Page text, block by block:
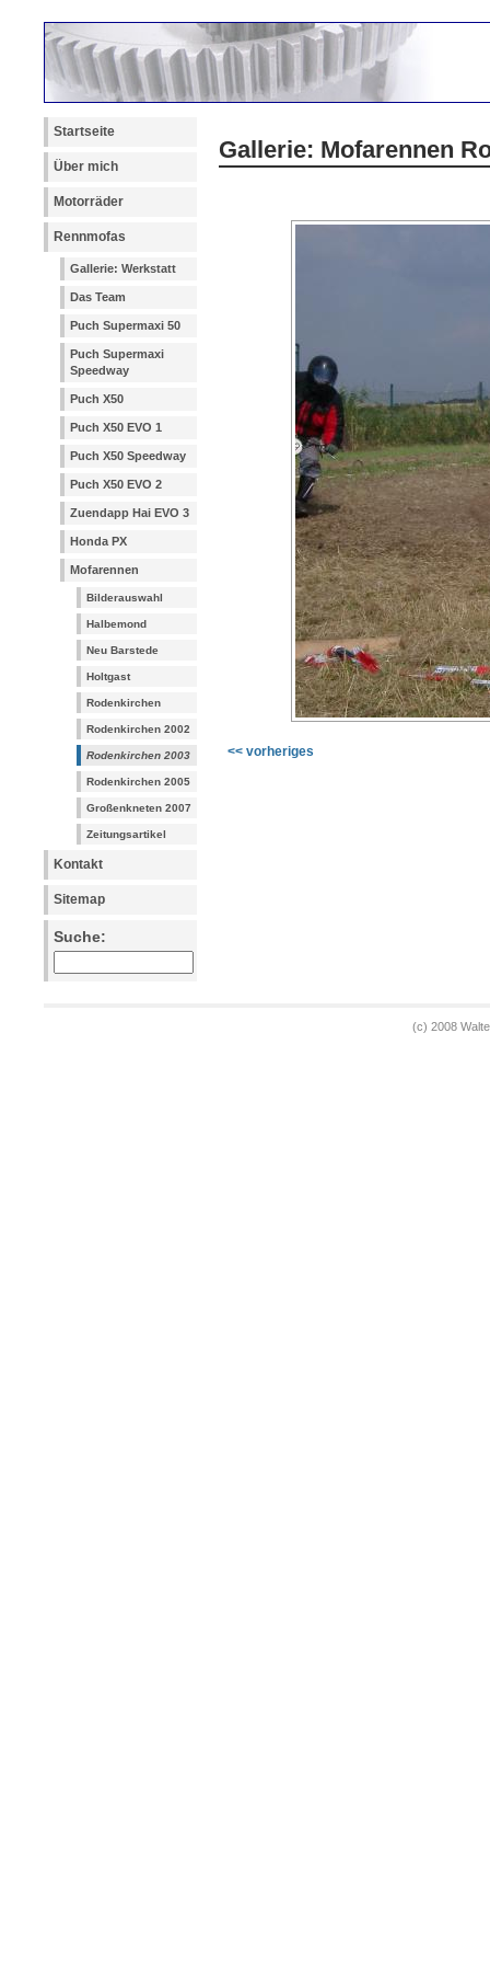
Startseite
Über mich
Motorräder
Rennmofas
Gallerie: Werkstatt
Das Team
Puch Supermaxi 50
Puch Supermaxi
Speedway
Puch X50
Puch X50 EVO 1
Puch X50 Speedway
Puch X50 EVO 2
Zuendapp Hai EVO 3
Honda PX
Mofarennen
Bilderauswahl
Halbemond
Neu Barstede
Holtgast
Rodenkirchen
Rodenkirchen 2002
Rodenkirchen 2003
Rodenkirchen 2005
Großenkneten 2007
Zeitungsartikel
Kontakt
Sitemap
Suche:
Gallerie: Mofarennen
<< vorheriges
(c) 2008